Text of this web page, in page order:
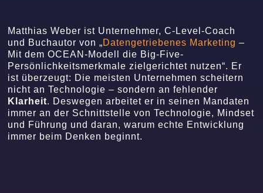
Matthias Weber ist Unternehmer, C-Level-Coach
und Buchautor von „Datengetriebenes Marketing –
Mit dem OCEAN-Modell die Big-Five-
Persönlichkeitsmerkmale zielgerichtet nutzen“. Er
ist überzeugt: Die meisten Unternehmen scheitern
nicht an Technologie – sondern an fehlender
Klarheit. Deswegen arbeitet er in seinen Mandaten
immer an der Schnittstelle von Technologie, Mindset
und Führung und daran, warum echte Entwicklung
immer beim Denken beginnt.